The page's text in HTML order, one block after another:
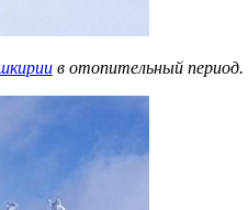
в отопительный период.